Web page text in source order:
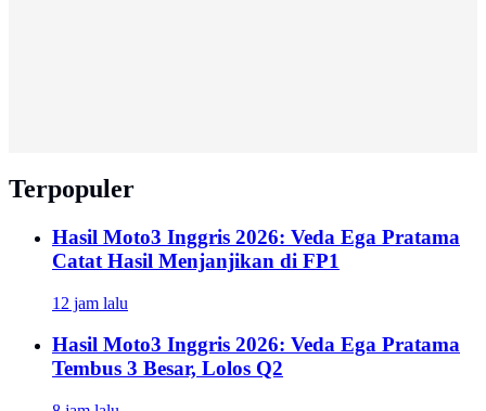
Terpopuler
Hasil Moto3 Inggris 2026: Veda Ega Pratama
Catat Hasil Menjanjikan di FP1
12 jam lalu
Hasil Moto3 Inggris 2026: Veda Ega Pratama
Tembus 3 Besar, Lolos Q2